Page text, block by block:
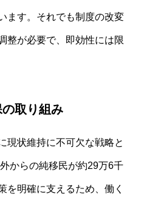
ます。それでも制度の改変
整が必要で、即効性には限
取り組み
現状維持に不可欠な戦略と
からの純移民が約29万6千
を明確に支えるため、働く